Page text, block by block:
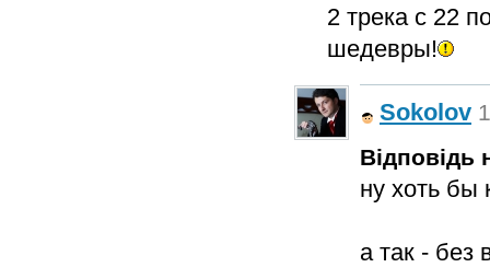
2 трека с 22
шедевры!
Sokolov
Відповідь
ну хоть бы
а так - без